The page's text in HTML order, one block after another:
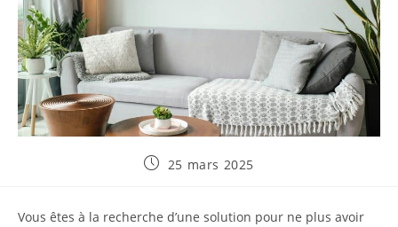
Publication
25 mars 2025
Vous êtes à la recherche d’une solution pour ne plus avoir